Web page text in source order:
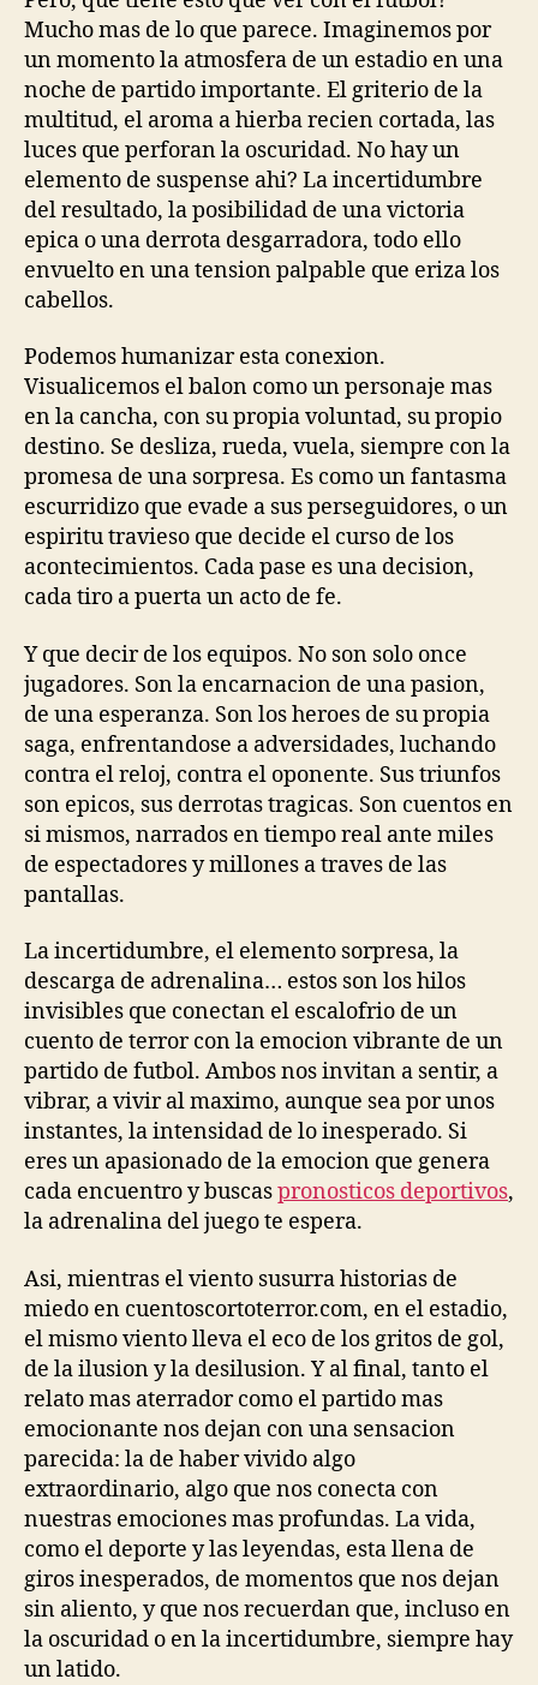
Mucho mas de lo que parece. Imaginemos por
un momento la atmosfera de un estadio en una
noche de partido importante. El griterio de la
multitud, el aroma a hierba recien cortada, las
luces que perforan la oscuridad. No hay un
elemento de suspense ahi? La incertidumbre
del resultado, la posibilidad de una victoria
epica o una derrota desgarradora, todo ello
envuelto en una tension palpable que eriza los
cabellos.
Podemos humanizar esta conexion.
Visualicemos el balon como un personaje mas
en la cancha, con su propia voluntad, su propio
destino. Se desliza, rueda, vuela, siempre con la
promesa de una sorpresa. Es como un fantasma
escurridizo que evade a sus perseguidores, o un
espiritu travieso que decide el curso de los
acontecimientos. Cada pase es una decision,
cada tiro a puerta un acto de fe.
Y que decir de los equipos. No son solo once
jugadores. Son la encarnacion de una pasion,
de una esperanza. Son los heroes de su propia
saga, enfrentandose a adversidades, luchando
contra el reloj, contra el oponente. Sus triunfos
son epicos, sus derrotas tragicas. Son cuentos en
si mismos, narrados en tiempo real ante miles
de espectadores y millones a traves de las
pantallas.
La incertidumbre, el elemento sorpresa, la
descarga de adrenalina… estos son los hilos
invisibles que conectan el escalofrio de un
cuento de terror con la emocion vibrante de un
partido de futbol. Ambos nos invitan a sentir, a
vibrar, a vivir al maximo, aunque sea por unos
instantes, la intensidad de lo inesperado. Si
eres un apasionado de la emocion que genera
cada encuentro y buscaspronosticos deportivos,
la adrenalina del juego te espera.
Asi, mientras el viento susurra historias de
miedo en cuentoscortoterror.com, en el estadio,
el mismo viento lleva el eco de los gritos de gol,
de la ilusion y la desilusion. Y al final, tanto el
relato mas aterrador como el partido mas
emocionante nos dejan con una sensacion
parecida: la de haber vivido algo
extraordinario, algo que nos conecta con
nuestras emociones mas profundas. La vida,
como el deporte y las leyendas, esta llena de
giros inesperados, de momentos que nos dejan
sin aliento, y que nos recuerdan que, incluso en
la oscuridad o en la incertidumbre, siempre hay
un latido.